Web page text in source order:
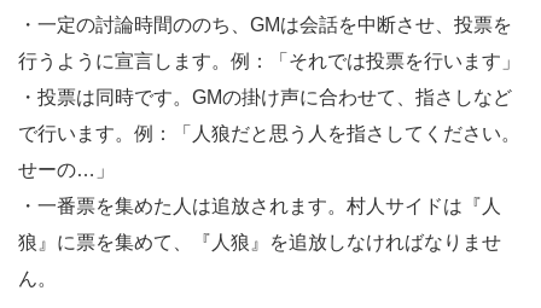
・一定の討論時間ののち、GMは会話を中断させ、投票を
行うように宣言します。例：「それでは投票を行います」
・投票は同時です。GMの掛け声に合わせて、指さしなど
で行います。例：「人狼だと思う人を指さしてください。
せーの…」
・一番票を集めた人は追放されます。村人サイドは『人
狼』に票を集めて、『人狼』を追放しなければなりませ
ん。